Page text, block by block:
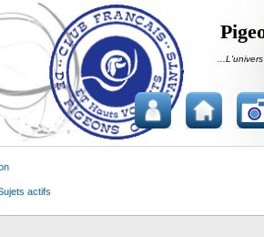
actifs